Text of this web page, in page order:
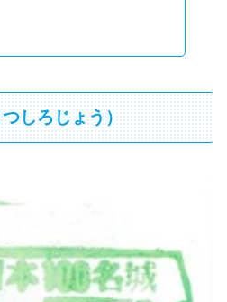
しろじょう）